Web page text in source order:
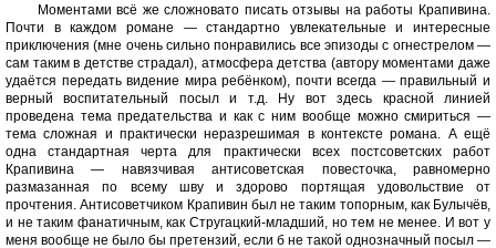
Моментами всё же сложновато писать отзывы на работы Крапивина.
Почти в каждом романе — стандартно увлекательные и интересные
приключения (мне очень сильно понравились все эпизоды с огнестрелом —
сам таким в детстве страдал), атмосфера детства (автору моментами даже
удаётся передать видение мира ребёнком), почти всегда — правильный и
верный воспитательный посыл и т.д. Ну вот здесь красной линией
проведена тема предательства и как с ним вообще можно смириться —
тема сложная и практически неразрешимая в контексте романа. А ещё
одна стандартная черта для практически всех постсоветских работ
Крапивина — навязчивая антисоветская повесточка, равномерно
размазанная по всему шву и здорово портящая удовольствие от
прочтения. Антисоветчиком Крапивин был не таким топорным, как Булычёв,
и не таким фанатичным, как Стругацкий-младший, но тем не менее. И вот у
меня вообще не было бы претензий, если б не такой однозначный посыл —